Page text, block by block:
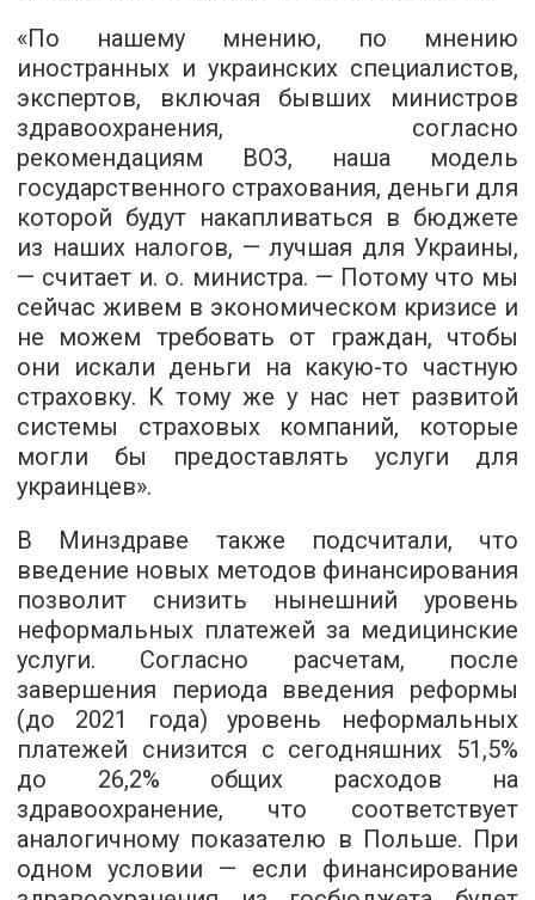
«По нашему мнению, по мнению
иностранных и украинских специалистов,
экспертов, включая бывших министров
здравоохранения, согласно
рекомендациям ВОЗ, наша модель
государственного страхования, деньги для
которой будут накапливаться в бюджете
из наших налогов, — лучшая для Украины,
— считает и. о. министра. — Потому что мы
сейчас живем в экономическом кризисе и
не можем требовать от граждан, чтобы
они искали деньги на какую-то частную
страховку. К тому же у нас нет развитой
системы страховых компаний, которые
могли бы предоставлять услуги для
украинцев».
В Минздраве также подсчитали, что
введение новых методов финансирования
позволит снизить нынешний уровень
неформальных платежей за медицинские
услуги. Согласно расчетам, после
завершения периода введения реформы
(до 2021 года) уровень неформальных
платежей снизится с сегодняшних 51,5%
до 26,2% общих расходов на
здравоохранение, что соответствует
аналогичному показателю в Польше. При
одном условии — если финансирование